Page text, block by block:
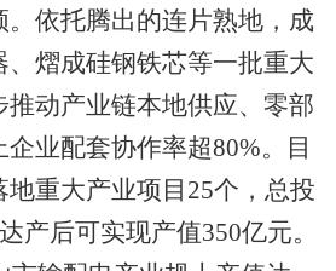
依托腾出的连片熟地，成
熠成硅钢铁芯等一批重大
动产业链本地供应、零部
业配套协作率超80%。目
重大产业项目25个，总投
产后可实现产值350亿元。